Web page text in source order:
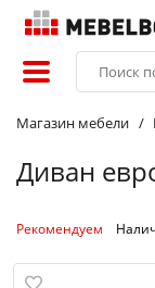
Магазин мебели
Диван
Рекомендуем